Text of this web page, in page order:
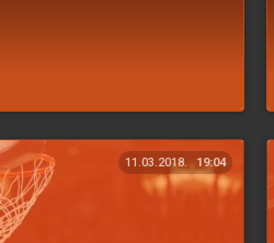
11.03.2018. 19:04